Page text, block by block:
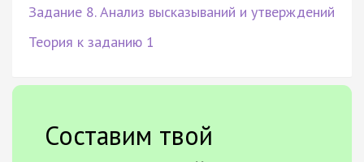
Задание 8. Анализ высказываний и утверждений
Теория к заданию 1
Составим твой